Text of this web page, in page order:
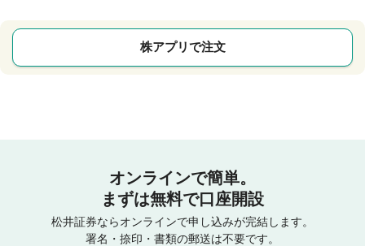
株アプリで注文
オンラインで簡単。
まずは無料で口座開設
松井証券ならオンラインで申し込みが完結します。
署名・捺印・書類の郵送は不要です。